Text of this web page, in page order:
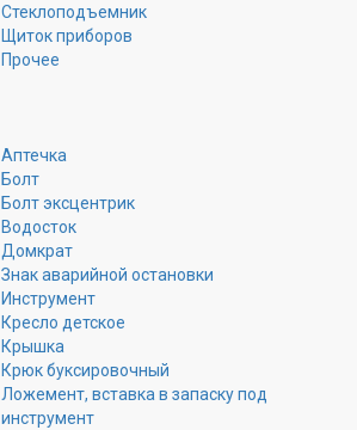
Стеклоподъемник
Щиток приборов
Прочее
Аптечка
Болт
Болт эксцентрик
Водосток
Домкрат
Знак аварийной остановки
Инструмент
Кресло детское
Крышка
Крюк буксировочный
Ложемент, вставка в запаску под
инструмент